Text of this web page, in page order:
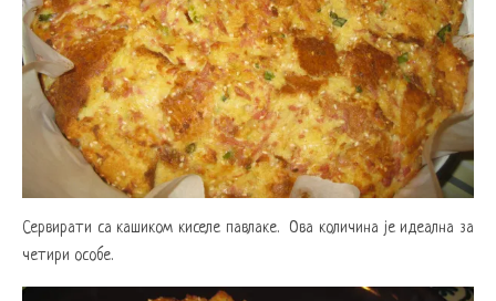
Сервирати са кашиком киселе павлаке. Ова количина је идеална за
четири особе.